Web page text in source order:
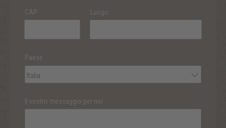
CAP Luogo
Paese
Italia
Il vostro messaggio per noi